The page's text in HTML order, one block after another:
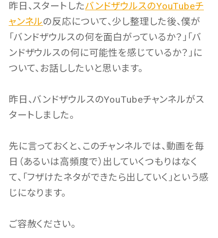
昨日、スタートしたバンドザウルスのYouTubeチ
ャンネルの反応について、少し整理した後、僕が
「バンドザウルスの何を面白がっているか？」「バ
ンドザウルスの何に可能性を感じているか？」に
ついて、お話ししたいと思います。
昨日、バンドザウルスのYouTubeチャンネルがス
タートしました。
先に言っておくと、このチャンネルでは、動画を毎
日（あるいは高頻度で）出していくつもりはなく
て、「フザけたネタができたら出していく」という感
じになります。
ご容赦ください。